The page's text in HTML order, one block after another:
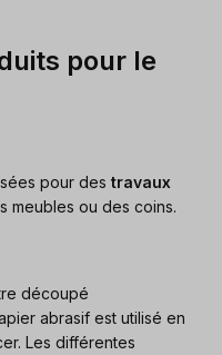
pour le
pour des travaux
meubles ou des coins.
découpé
abrasif est utilisé en
Les différentes